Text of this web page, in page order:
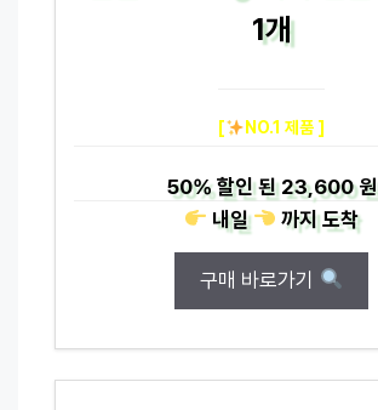
1개
[ NO.1 제품 ]
50%할인 된23,600 원
내일
까지도착
구매 바로가기